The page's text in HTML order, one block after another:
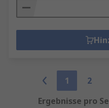
1 2
Ergebnisse pro